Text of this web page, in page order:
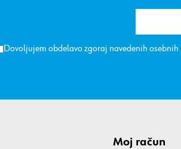
Dovoljujem obdelavo zgoraj navedenih
Moj račun